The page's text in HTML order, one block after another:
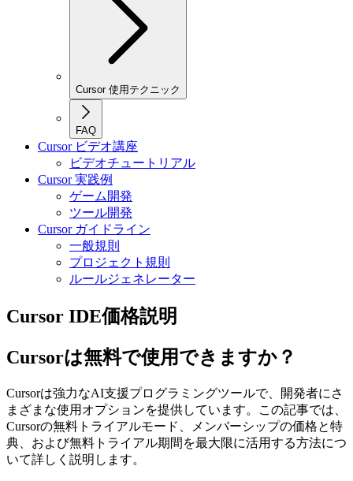
Cursor 使用テクニック
FAQ
Cursor ビデオ講座
ビデオチュートリアル
Cursor 実践例
ゲーム開発
ツール開発
Cursor ガイドライン
一般規則
プロジェクト規則
ルールジェネレーター
Cursor IDE価格説明
Cursorは無料で使用できますか？
Cursorは強力なAI支援プログラミングツールで、開発者にさ
まざまな使用オプションを提供しています。この記事では、
Cursorの無料トライアルモード、メンバーシップの価格と特
典、および無料トライアル期間を最大限に活用する方法につ
いて詳しく説明します。